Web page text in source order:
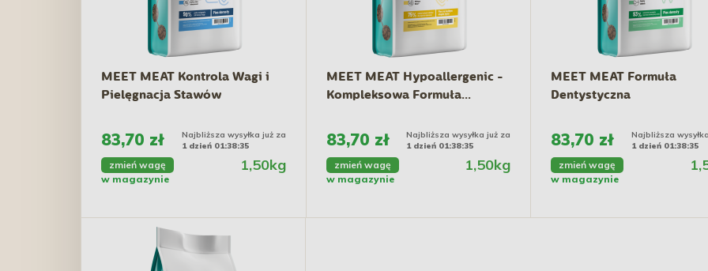
MEET MEAT Kontrola Wagi i
Pielęgnacja Stawów
83,70 zł
Najbliższa wysyłka już za
1 dzień 01:38:34
zmień wagę 1,50kg
w magazynie
MEET MEAT Hypoallergenic -
Kompleksowa Formuła...
83,70 zł
Najbliższa wysyłka już za
1 dzień 01:38:34
zmień wagę 1,50kg
w magazynie
MEET MEAT Formuła
Dentystyczna
83,70 zł
Najbliższa
1 dzień 01:38:34
zmień wagę
w magazynie